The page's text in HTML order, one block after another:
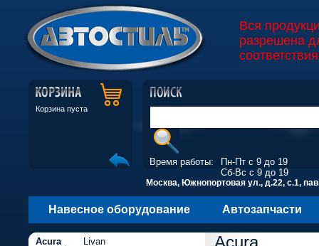
Вся
разрешена
Корзина пуста
Время работы:
Пн-Пт с 9 до 19
Сб-Вс с 9 до 19
Москва, Южнопортовая ул., д.22, с.1,
Навесное оборудование Автозапчасти
Acura
Acura
Livan